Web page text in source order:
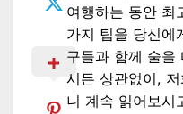
여행하는 동안 최
가지 팁을 당신에
구들과 함께 술을
시든 상관없이,
니 계속 읽어보시